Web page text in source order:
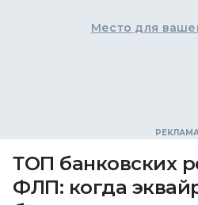
Место для
ТОП банковских
ФЛП: когда